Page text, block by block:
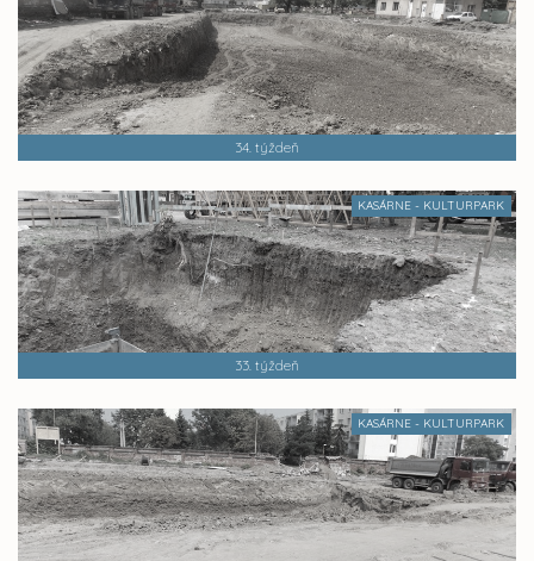
34. týždeň
KASÁRNE - KULTURPARK
33. týždeň
KASÁRNE - KULTURPARK